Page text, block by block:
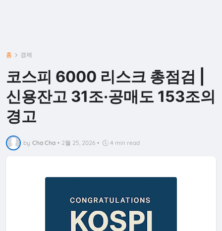
홈 경제
코스피 6000 리스크 총점검 |
신용잔고 31조·공매도 153조의
경고
by Cha Cha • 2월 25, 2026 • 4 min read